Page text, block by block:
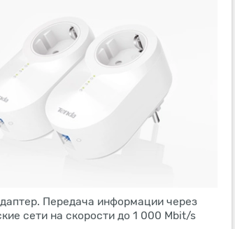
Передача информации через
сети на скорости до 1 000 Mbit/s